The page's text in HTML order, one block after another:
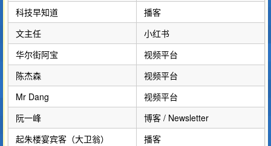
科技早知道
播客
文主任
小红书
华尔街阿宝
视频平台
陈杰森
视频平台
Mr Dang
视频平台
阮一峰
博客 / Newsletter
起朱楼宴宾客（大卫翁）
播客